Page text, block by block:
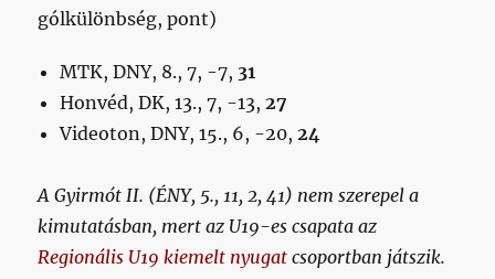
gólkülönbség, pont)
MTK, DNY, 8., 7, -7, 31
Honvéd, DK, 13., 7, -13, 27
Videoton, DNY, 15., 6, -20, 24
A Gyirmót II. (ÉNY, 5., 11, 2, 41) nem szerepel a
kimutatásban, mert az U19-es csapata az
Regionális U19 kiemelt nyugat csoportban játszik.